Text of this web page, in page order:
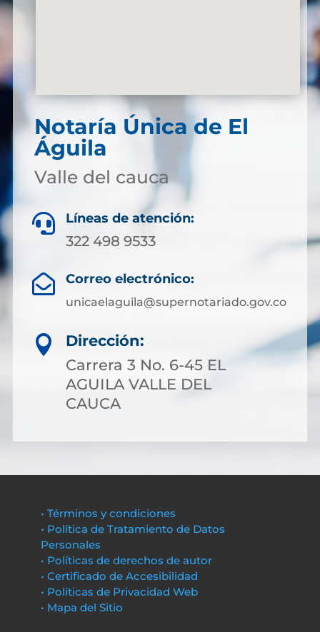
Notaría Única de El
Águila
Valle del cauca
 Líneas de atención:
322 498 9533
 Correo electrónico:
unicaelaguila@supernotariado.gov.co

Dirección:
Carrera 3 No. 6-45 EL
AGUILA VALLE DEL
CAUCA
• Términos y condiciones
• Política de Tratamiento de Datos
Personales
• Políticas de derechos de autor
• Certificado de Accesibilidad
• Políticas de Privacidad Web
• Mapa del Sitio